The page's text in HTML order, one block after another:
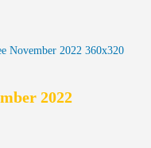
2022